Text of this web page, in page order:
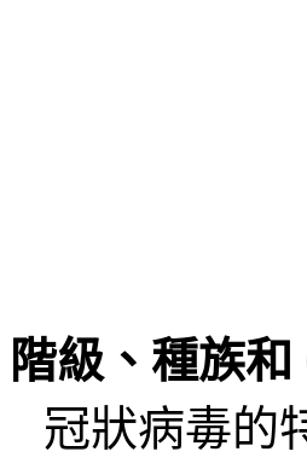
階級 、 種族和
冠狀病毒的